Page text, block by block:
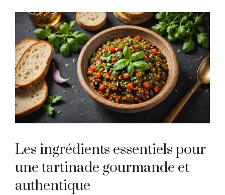
Les ingrédients essentiels pour
une tartinade gourmande et
authentique